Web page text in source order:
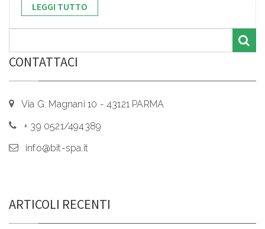
LEGGI TUTTO
CONTATTACI
Via G. Magnani 10 - 43121 PARMA
+ 39 0521/494389
info@bit-spa.it
ARTICOLI RECENTI